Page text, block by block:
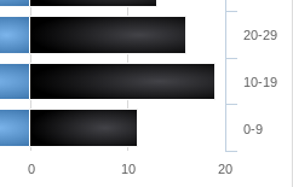
0-9
10-19
20-29
0 10 20